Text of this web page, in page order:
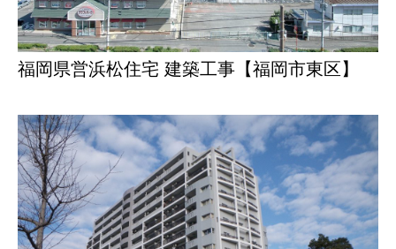
福岡県営浜松住宅 建築工事【福岡市東区】